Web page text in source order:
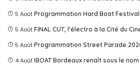
5 Août Programmation Hard Boat Festival
5 Août FINAL CUT, l'électro à la Cité du
5 Août Programmation Street Parade
4 Août IBOAT Bordeaux renaît sous le